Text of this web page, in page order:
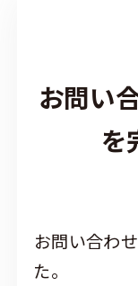
お問い
を
お問い合わ
た。